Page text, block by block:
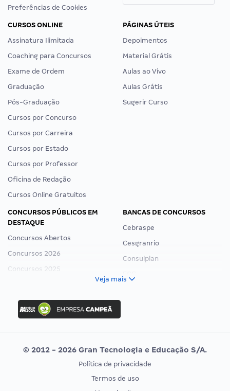
Preferências de Cookies
CURSOS ONLINE
Assinatura Ilimitada
Coaching para Concursos
Exame de Ordem
Graduação
Pós-Graduação
Cursos por Concurso
Cursos por Carreira
Cursos por Estado
Cursos por Professor
Oficina de Redação
Cursos Online Gratuitos
PÁGINAS ÚTEIS
Depoimentos
Material Grátis
Aulas ao Vivo
Aulas Grátis
Sugerir Curso
CONCURSOS PÚBLICOS EM
DESTAQUE
Concursos Abertos
Concursos 2026
Concursos 2025
Concurso Ibama
Concurso MPU
Editais publicados
BANCAS DE CONCURSOS
Cebraspe
Cesgranrio
Consulplan
Vunesp
CONCURSOS POR PROFISSÃO
EXAME DE ORDEM
Veja mais
© 2012 - 2026 Gran Tecnologia e Educação S/A.
Política de privacidade
Termos de uso